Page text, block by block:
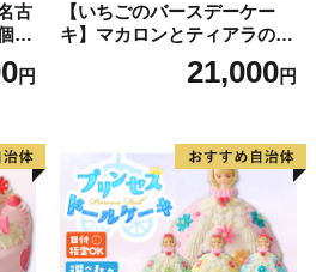
ルの配信又は資料の郵送停止等
ら、ふるさと納税担当(contact-
連絡ください。
古
入
ン
円
【いちごのバースデーケー
キ】マカロンとティアラのケ
ーキ スイーツ 日時指定可 デ
ザート 洋菓子 お取り寄せ 愛
デコレーションケーキ ホー
ルケーキ
21,000円